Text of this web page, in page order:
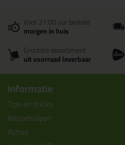
Voor 21:00 uur besteld
morgen in huis
Grootste assortiment
uit voorraad leverbaar
Informatie
Tips en tricks
Keuzehulpen
Acties